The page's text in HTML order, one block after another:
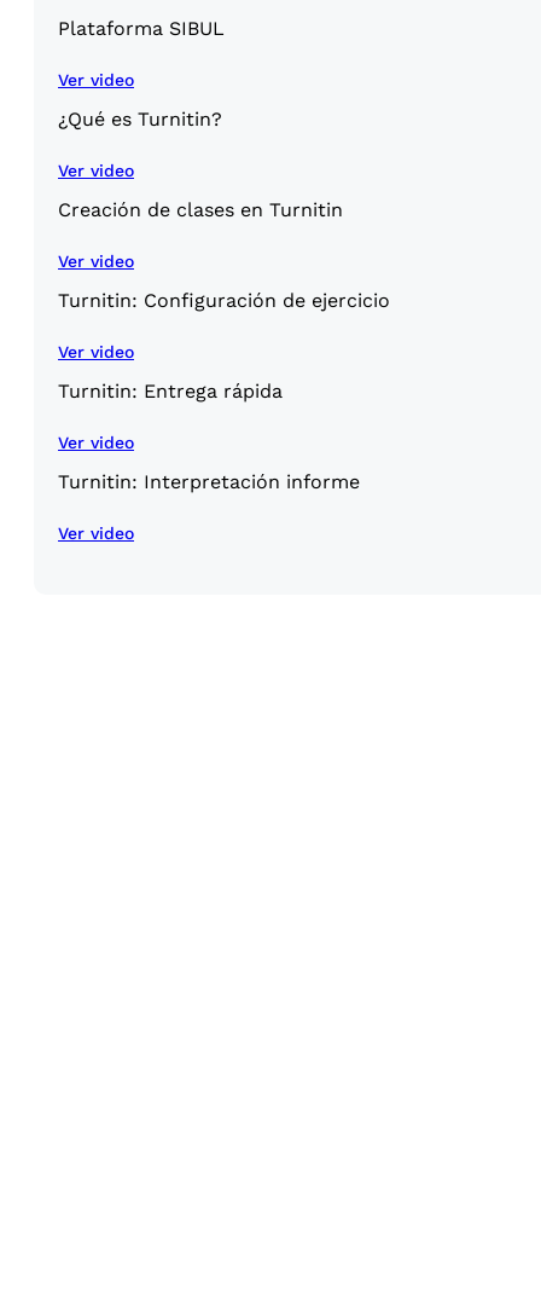
Plataforma SIBUL
Ver video
¿Qué es Turnitin?
Ver video
Creación de clases en Turnitin
Ver video
Turnitin: Configuración de ejercicio
Ver video
Turnitin: Entrega rápida
Ver video
Turnitin: Interpretación informe
Ver video